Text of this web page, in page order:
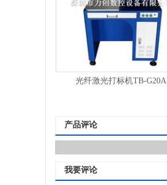
光纤激光打标机TB-G20A
产品评论
我要评论